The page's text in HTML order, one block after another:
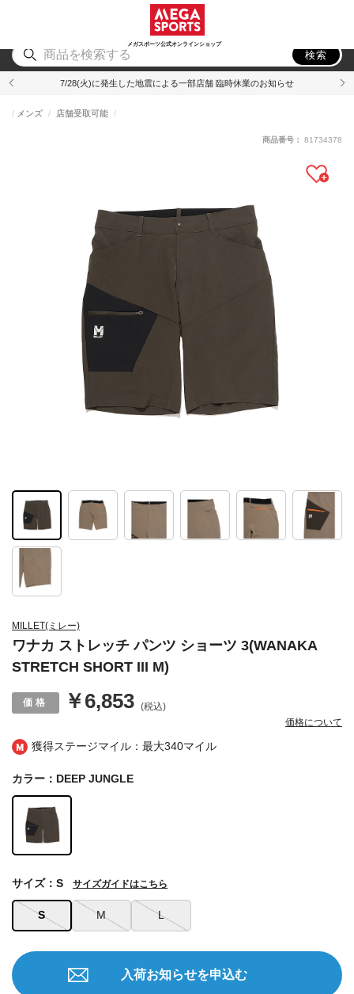
メガスポーツ公式オンラインショップ
アウトドア
検索
7/28(火)に発生した地震による一部店舗 臨時休業のお知らせ
獲得ステージマイル：最大340マイル
MILLET(ミレー)
ワナカ ストレッチ パンツ ショーツ 3(WANAKA
STRETCH SHORT III M)
メンズ 店舗受取可能
￥6,853 (税込)
価格について
商品番号： 81734378
カラー：DEEP JUNGLE
S M L
サイズ：S サイズガイドはこちら
入荷お知らせを申込む